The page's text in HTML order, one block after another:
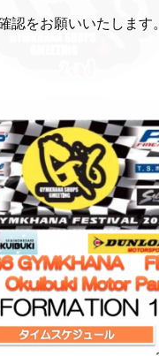
認をお願いいたします。